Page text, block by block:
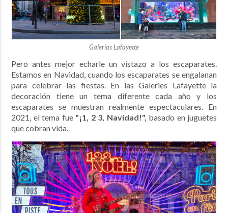
Galerías Lafayette
Pero antes mejor echarle un vistazo a los escaparates.
Estamos en Navidad, cuando los escaparates se engalanan
para celebrar las fiestas. En las Galeries Lafayette la
decoración tiene un tema diferente cada año y los
escaparates se muestran realmente espectaculares. En
2021, el tema fue "¡1, 2 3, Navidad!", basado en juguetes
que cobran vida.